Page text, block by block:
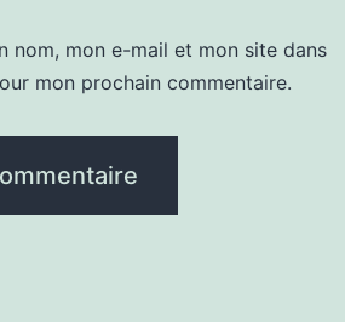
nom, mon e-mail et mon site dans
mon prochain commentaire.